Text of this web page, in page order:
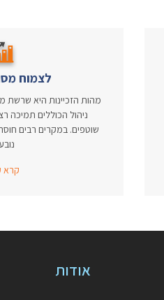
לצמוח
מהות הזכיינות היא שרשת
ניהול הכוללים תמיכה
שוטפים. במקרים רבים
קרא
אודות